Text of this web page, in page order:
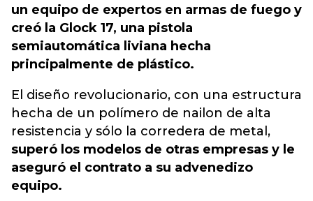
un equipo de expertos en armas de fuego y
creó la Glock 17, una pistola
semiautomática liviana hecha
principalmente de plástico.
El diseño revolucionario, con una estructura
hecha de un polímero de nailon de alta
resistencia y sólo la corredera de metal,
superó los modelos de otras empresas y le
aseguró el contrato a su advenedizo
equipo.